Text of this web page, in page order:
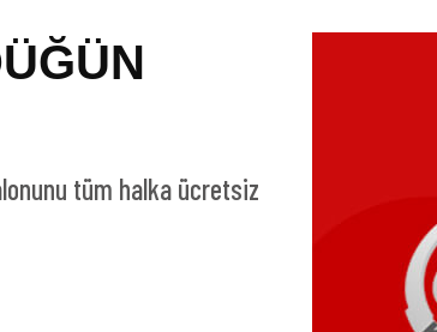
tüm halka ücretsiz